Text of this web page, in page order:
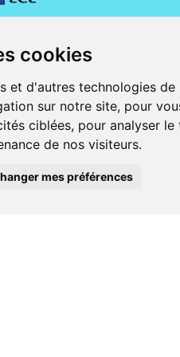
cookies
et d'autres technologies
sur notre site, pour
ciblées, pour analyser
de nos visiteurs.
mes préférences
Jeanne d' Harcourt, 80300 Albert.
ordonnance.
et iPod touch), ou sur Google Play (pour
Bancontact, PayPal.